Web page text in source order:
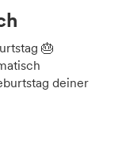
🎂
deiner